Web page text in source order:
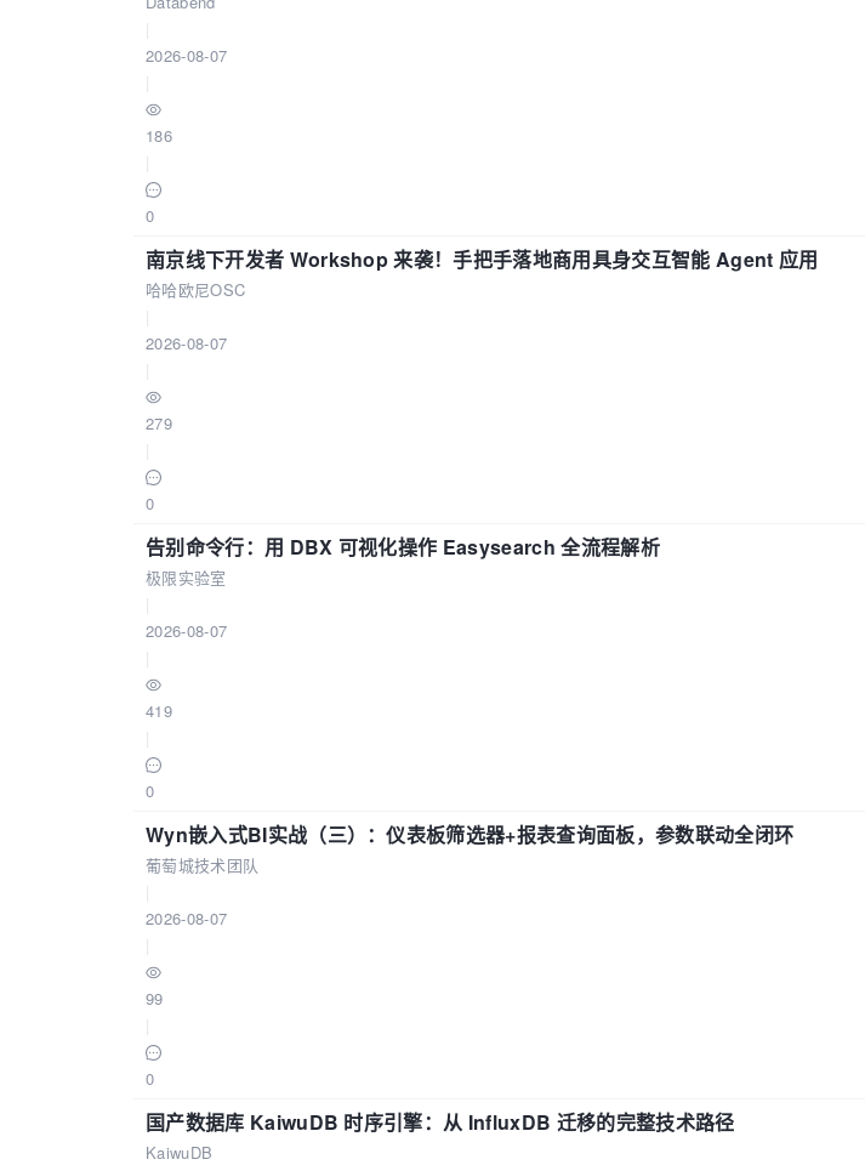
2026-08-07
186
0
南京线下开发者 Workshop 来袭！手把手落地商用具身交互智能 Agent 应用
哈哈欧尼OSC
2026-08-07
279
0
告别命令行：用 DBX 可视化操作 Easysearch 全流程解析
极限实验室
2026-08-07
419
0
Wyn嵌入式BI实战（三）：仪表板筛选器+报表查询面板，参数联动全闭环
葡萄城技术团队
2026-08-07
99
0
国产数据库 KaiwuDB 时序引擎：从 InfluxDB 迁移的完整技术路径
KaiwuDB